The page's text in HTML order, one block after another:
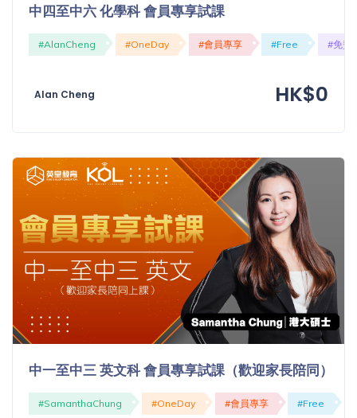
中四至中六 化學科 會員專享試課
#AlanCheng #OneDay #會員專享 #Free #免費
Alan Cheng HK$0
中一至中三 英文科 會員專享試課（歡迎家長陪同）
#SamanthaChung #OneDay #會員專享 #Free